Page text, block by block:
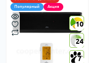
Популярный
Акция
10
24
7
10
24
7